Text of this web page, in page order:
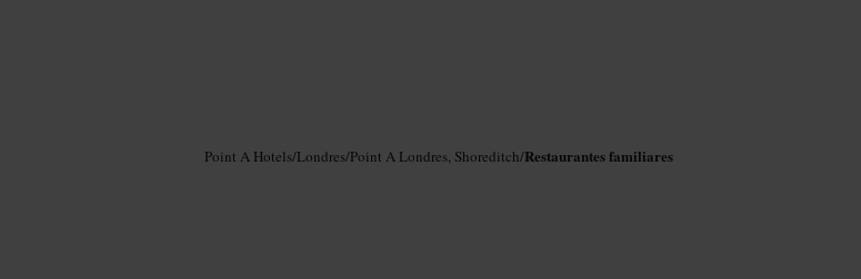
Point A Hotels/Londres/Point A Londres, Shoreditch/Restaurantes familiares